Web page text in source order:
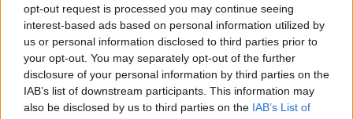
opt-out request is processed you may continue seeing
interest-based ads based on personal information utilized by
us or personal information disclosed to third parties prior to
your opt-out. You may separately opt-out of the further
disclosure of your personal information by third parties on the
IAB’s list of downstream participants. This information may
also be disclosed by us to third parties on the IAB’s List of
Στα 10.358 τα νέα κρούσματα κορονοϊού
– 58 νεκροί και 356 διασωληνωμένοι